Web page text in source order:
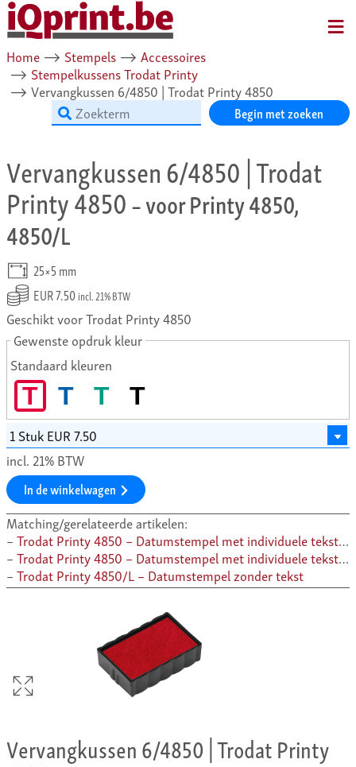
Home ⟶ Stempels ⟶ Accessoires
⟶ Stempelkussens Trodat Printy
⟶ Vervangkussen 6/4850 | Trodat Printy 4850
Begin met zoeken
Vervangkussen 6/4850 | Trodat
Printy 4850– voor Printy 4850,
4850/L
25×5 mm
EUR 7.50incl. 21% BTW
Geschikt voor Trodat Printy 4850
Gewenste opdruk kleur
Standaard kleuren
T T T T
incl. 21% BTW
In de winkelwagen
Matching/gerelateerde artikelen:
Trodat Printy 4850 – Datumstempel met individuele teksten
Trodat Printy 4850 – Datumstempel met individuele teksten
Trodat Printy 4850/L – Datumstempel zonder tekst
Vervangkussen 6/4850 | Trodat Printy